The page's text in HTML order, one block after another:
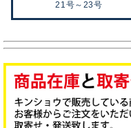
21号～23号